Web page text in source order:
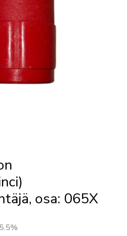
osa: 065X